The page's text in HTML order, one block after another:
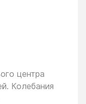
центра
Колебания